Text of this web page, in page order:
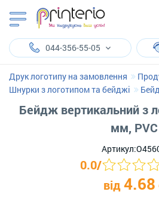
044-356-55-05
Друк логотипу на замовлення
Шнурки з логотипом та бейджі
Бейдж вертикальний з
мм, PVC
Артикул:
0.0/
від4.68